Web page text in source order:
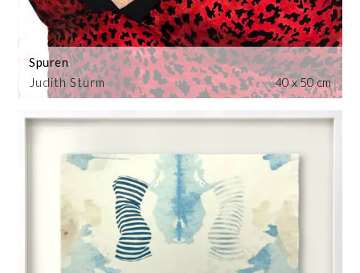
Judith Sturm
Spuren
40 x 50 cm